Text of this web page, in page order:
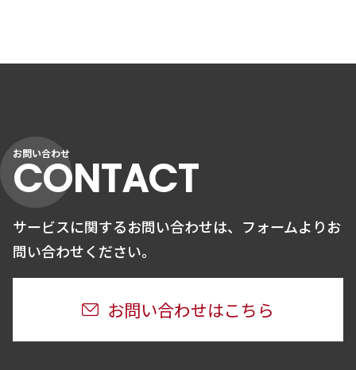
お問い合わせ
CONTACT
サービスに関するお問い合わせは、 フォームよりお
問い合わせください。
お問い合わせはこちら